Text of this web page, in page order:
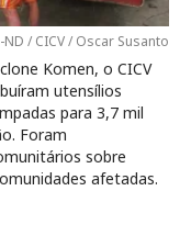
ND / CICV / Oscar Susanto
Komen, o CICV
utensílios
para 3,7 mil
Foram
sobre
afetadas.